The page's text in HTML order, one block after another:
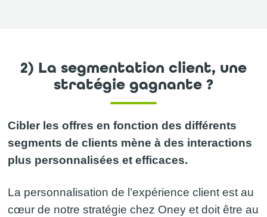
2) La segmentation client, une
stratégie gagnante ?
Cibler les offres en fonction des différents
segments de clients mène à des interactions
plus personnalisées et efficaces.
La personnalisation de l’expérience client est au
cœur de notre stratégie chez Oney et doit être au